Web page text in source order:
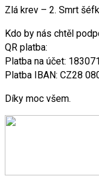
Zlá krev – 2. Smrt
Kdo by nás chtěl
QR platba:
Platba na účet:
Platba IBAN: CZ28
Díky moc všem.